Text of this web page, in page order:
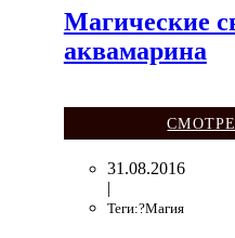
Магические
аквамарина
31.08.2016
|
Теги:?Магия